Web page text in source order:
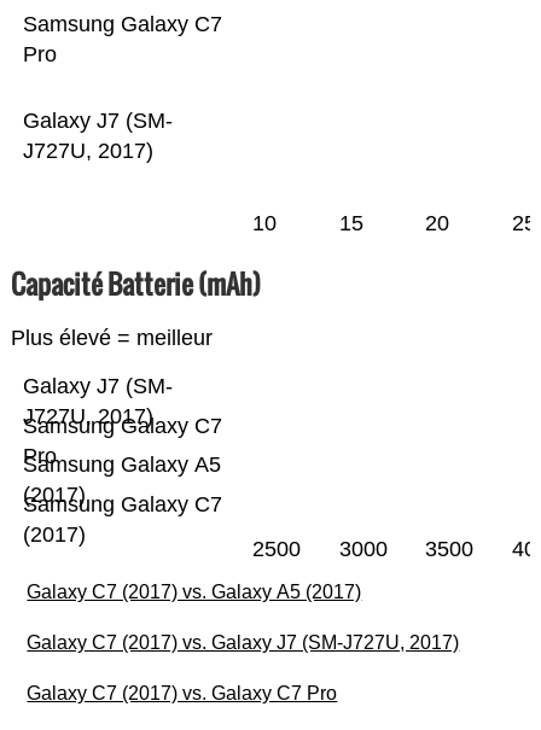
Galaxy J7 (SM-
J727U, 2017)
Samsung Galaxy C7
Pro
10 15 20 25
Capacité Batterie (mAh)
Plus élevé = meilleur
Samsung Galaxy C7
(2017)
Samsung Galaxy A5
(2017)
Samsung Galaxy C7
Pro
Galaxy J7 (SM-
J727U, 2017)
2500 3000 3500
Galaxy C7 (2017) vs. Galaxy A5 (2017)
Galaxy C7 (2017) vs. Galaxy J7 (SM-J727U, 2017)
Galaxy C7 (2017) vs. Galaxy C7 Pro